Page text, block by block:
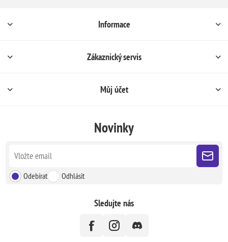
Informace
Zákaznický servis
Můj účet
Novinky
Odebírat Odhlásit
Sledujte nás